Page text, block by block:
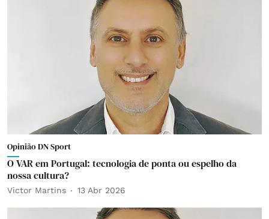
Opinião DN Sport
O VAR em Portugal: tecnologia de ponta ou espelho da
nossa cultura?
Victor Martins 13 Abr 2026